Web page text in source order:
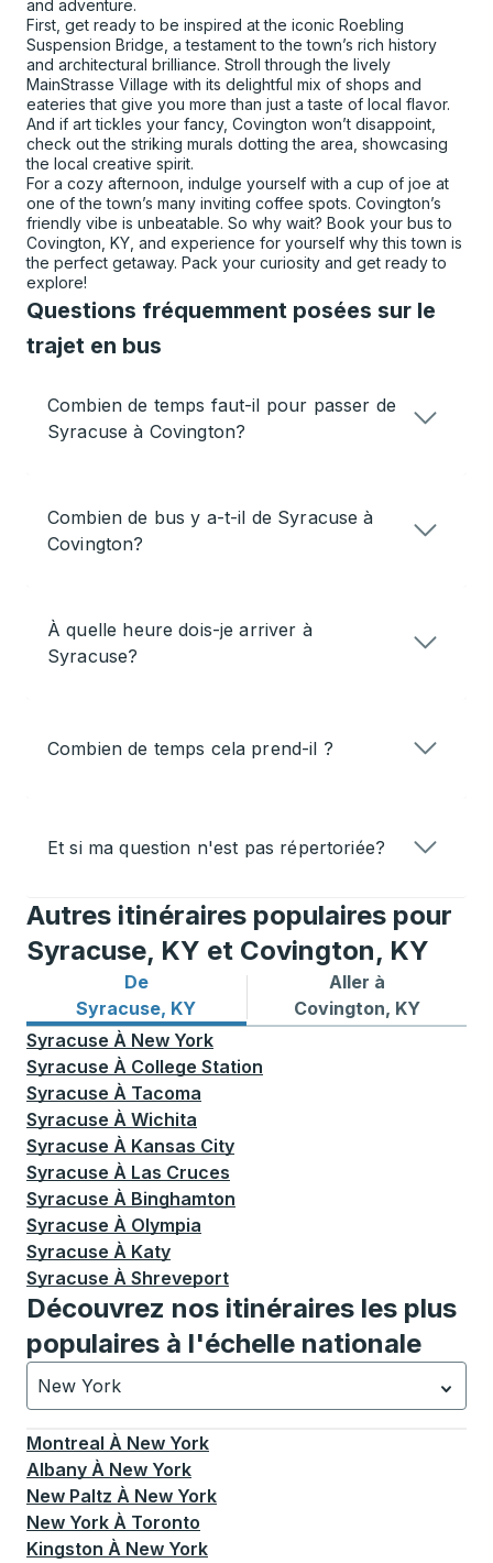
and adventure.
First, get ready to be inspired at the iconic Roebling
Suspension Bridge, a testament to the town’s rich history
and architectural brilliance. Stroll through the lively
MainStrasse Village with its delightful mix of shops and
eateries that give you more than just a taste of local flavor.
And if art tickles your fancy, Covington won’t disappoint,
check out the striking murals dotting the area, showcasing
the local creative spirit.
For a cozy afternoon, indulge yourself with a cup of joe at
one of the town’s many inviting coffee spots. Covington’s
friendly vibe is unbeatable. So why wait? Book your bus to
Covington, KY, and experience for yourself why this town is
the perfect getaway. Pack your curiosity and get ready to
explore!
Questions fréquemment posées sur le
trajet en bus
Combien de temps faut-il pour passer de
Syracuse à Covington?
Combien de bus y a-t-il de Syracuse à
Covington?
À quelle heure dois-je arriver à
Syracuse?
Combien de temps cela prend-il ?
Et si ma question n'est pas répertoriée?
Autres itinéraires populaires pour
Syracuse, KY et Covington, KY
De
Syracuse, KY
Itinéraires de bus depuis Syracuse, KY
Aller à
Covington, KY
Itinéraires de bus vers
Syracuse À New York
Syracuse À College Station
Syracuse À Tacoma
Syracuse À Wichita
Syracuse À Kansas City
Syracuse À Las Cruces
Syracuse À Binghamton
Syracuse À Olympia
Syracuse À Katy
Syracuse À Shreveport
Découvrez nos itinéraires les plus
populaires à l'échelle nationale
New York
Actuellement sélectionné: New York.La sélection est
Montreal À New York
Albany À New York
New Paltz À New York
New York À Toronto
Kingston À New York